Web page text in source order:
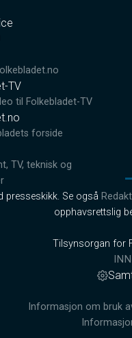
TV
til Folkebladet-TV
forside
TV, teknisk og
presseskikk. Se også
opphavsrettslig
Tilsynsorgan for
Informasjon om bruk